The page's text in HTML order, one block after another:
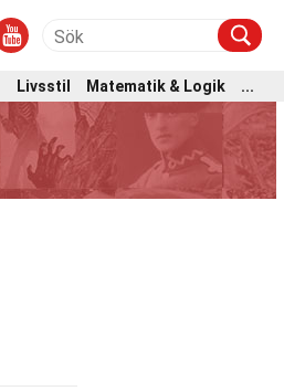
Livsstil Matematik & Logik ...